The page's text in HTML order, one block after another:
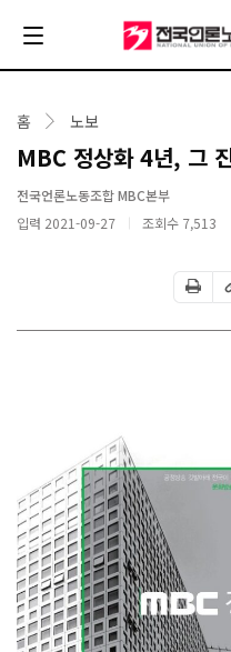
홈 노보
MBC 정상화 4년, 그
전국언론노동조합 MBC본부
입력 2021-09-27
조회수 7,513